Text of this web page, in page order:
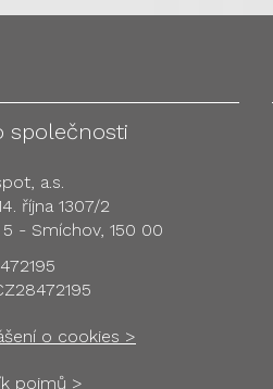
společnosti
a.s.
října 1307/2
5 - Smíchov, 150 00
o cookies >
pojmů >